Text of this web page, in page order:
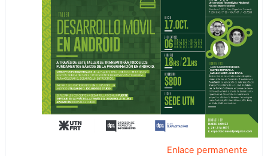
Enlace permanente